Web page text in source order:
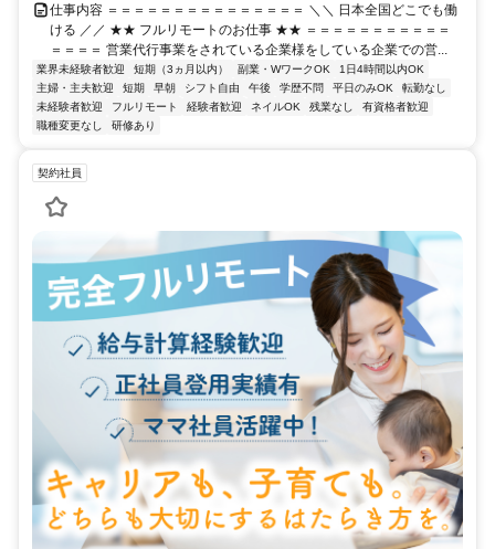
仕事内容 ＝＝＝＝＝＝＝＝＝＝＝＝＝＝＝ ＼＼ 日本全国どこでも働
ける ／／ ★★ フルリモートのお仕事 ★★ ＝＝＝＝＝＝＝＝＝＝＝
＝＝＝＝ 営業代行事業をされている企業様をしている企業での営...
業界未経験者歓迎 短期（3ヵ月以内） 副業・WワークOK
1日4時間以内OK
主婦・主夫歓迎
短期 早朝 シフト自由 午後 学歴不問 平日のみOK
転勤なし
未経験者歓迎
フルリモート 経験者歓迎 ネイルOK 残業なし
有資格者歓迎
職種変更なし
研修あり
契約社員